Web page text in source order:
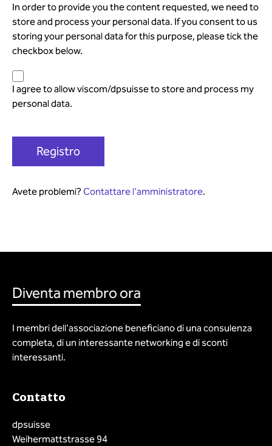
In order to provide you the content requested, we need to
store and process your personal data. If you consent to us
storing your personal data for this purpose, please tick the
checkbox below.
I agree to allow viscom/dpsuisse to store and process my
personal data.
Avete problemi?Contattare l'amministratore.
Diventa membro ora
I membri dell'associazione beneficiano di una consulenza
completa, di un interessante networking e di sconti
interessanti.
Contatto
dpsuisse
Weihermattstrasse 94